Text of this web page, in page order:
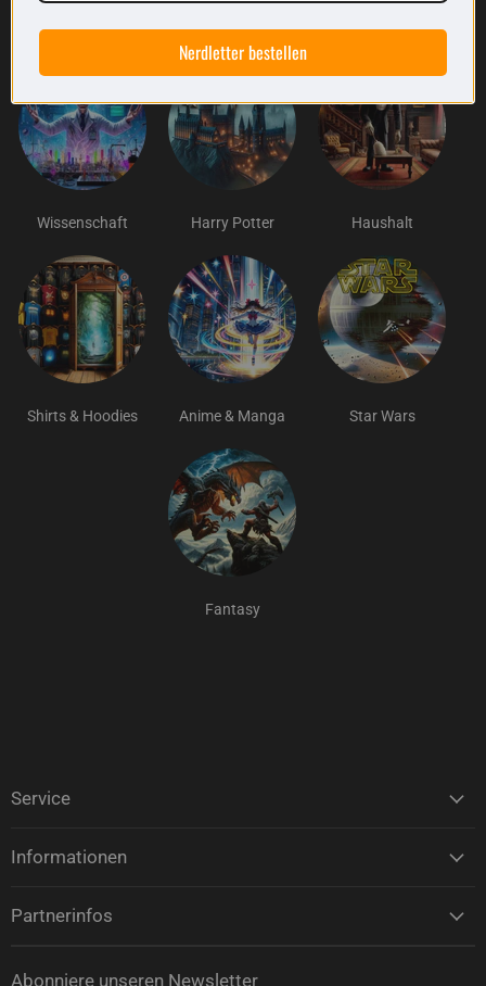
Wissenschaft Harry Potter Haushalt
Shirts & Hoodies Anime & Manga Star Wars
Fantasy
Service
Informationen
Partnerinfos
Abonniere unseren Newsletter
Nerdletter bestellen